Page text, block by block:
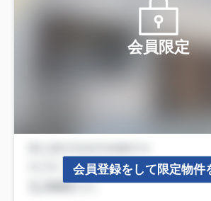
会員限定
会員登録をして限定物件